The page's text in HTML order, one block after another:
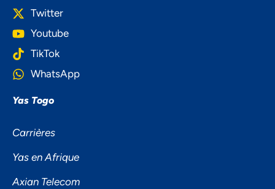
Twitter
Youtube
TikTok
WhatsApp
Yas Togo
Carrières
Yas en Afrique
Axian Telecom